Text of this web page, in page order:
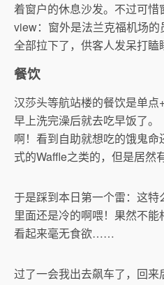
着窗户的休息沙发。不过可
view：窗外是法兰克福机场
全部拉下了，供客人发呆打瞌
餐饮
汉莎头等航站楼的餐饮是单
早上洗完澡后就去吃早饭了
啊！看到自助就想吃的饿鬼
式的Waffle之类的，但是居然
于是踩到本日第一个雷：这特
里面还是冷的啊喂！果然不
看起来毫无食欲……
过了一会我出去飙车了，回来